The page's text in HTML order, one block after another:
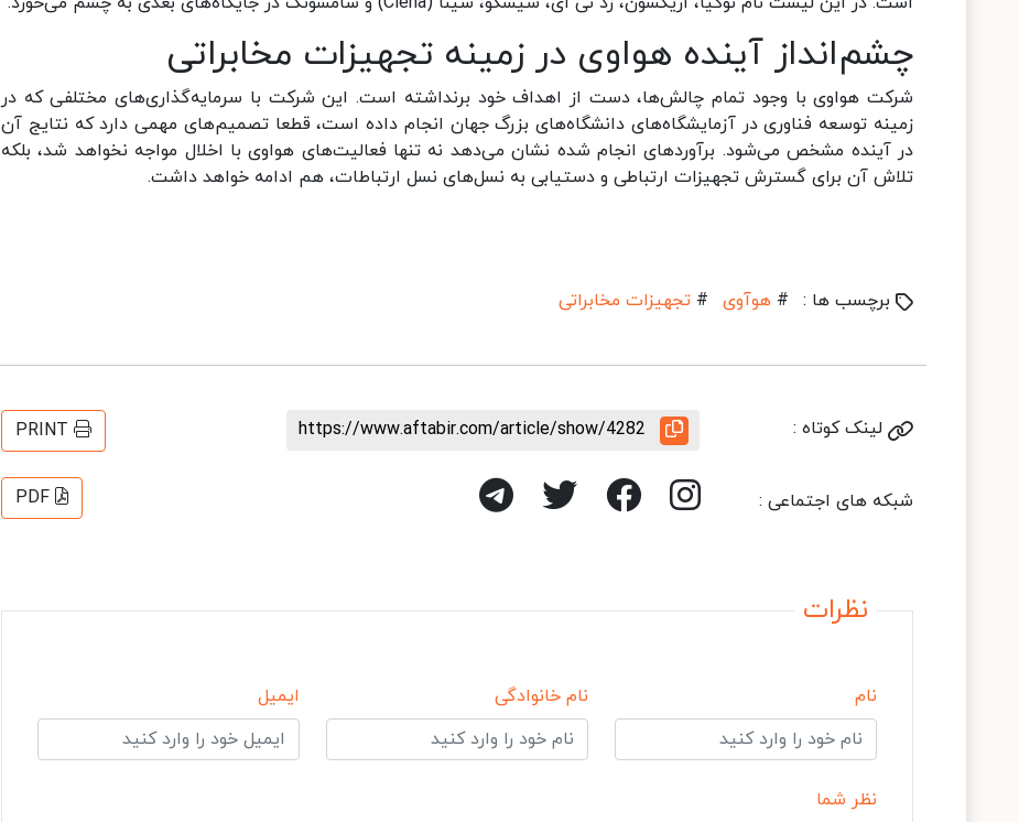
چشم‌انداز آینده هواوی در زمینه تجهیزات مخابراتی
شرکت هواوی با وجود تمام چالش‌ها، دست از اهداف خود برنداشته است. این شرکت با سرمایه‌گذاری‌های مختلفی که در
زمینه توسعه فناوری در آزمایشگاه‌های دانشگاه‌های بزرگ جهان انجام داده است، قطعا تصمیم‌های مهمی دارد که نتایج آن
در آینده مشخص می‌شود. برآوردهای انجام شده نشان می‌دهد نه تنها فعالیت‌های هواوی با اخلال مواجه نخواهد شد، بلکه
تلاش آن برای گسترش تجهیزات ارتباطی و دستیابی به نسل‌های نسل ارتباطات، هم ادامه خواهد داشت.
برچسب ها : # هوآوی # تجهیزات مخابراتی
لینک کوتاه : https://www.aftabir.com/article/show/4282
PRINT
شبکه های اجتماعی : PDF
نظرات
نام نام خانوادگی ایمیل
نظر شما